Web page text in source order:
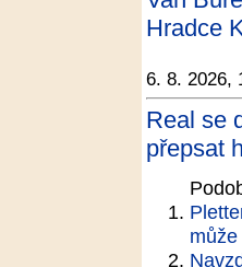
Hradce
6. 8. 2026,
Real se
přepsat